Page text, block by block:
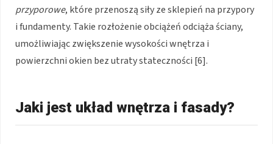
przyporowe, które przenoszą siły ze sklepień na przypory
i fundamenty. Takie rozłożenie obciążeń odciąża ściany,
umożliwiając zwiększenie wysokości wnętrza i
powierzchni okien bez utraty stateczności [6].
Jaki jest układ wnętrza i fasady?